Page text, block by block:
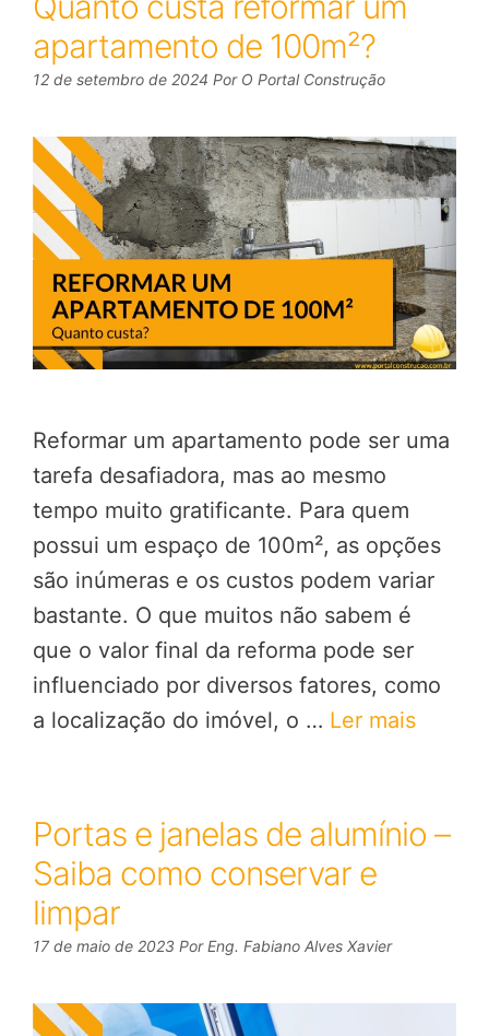
apartamento de 100m²?
12 de setembro de 2024 Por O Portal Construção
Reformar um apartamento pode ser uma
tarefa desafiadora, mas ao mesmo
tempo muito gratificante. Para quem
possui um espaço de 100m², as opções
são inúmeras e os custos podem variar
bastante. O que muitos não sabem é
que o valor final da reforma pode ser
influenciado por diversos fatores, como
a localização do imóvel, o … Ler mais
Portas e janelas de alumínio –
Saiba como conservar e
limpar
17 de maio de 2023 PorEng. Fabiano Alves Xavier